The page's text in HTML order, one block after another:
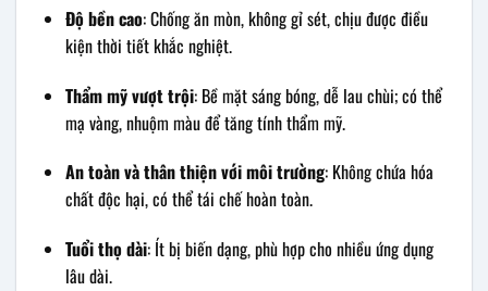
Độ bền cao: Chống ăn mòn, không gỉ sét, chịu được điều
kiện thời tiết khắc nghiệt.
Thẩm mỹ vượt trội: Bề mặt sáng bóng, dễ lau chùi; có thể
mạ vàng, nhuộm màu để tăng tính thẩm mỹ.
An toàn và thân thiện với môi trường: Không chứa hóa
chất độc hại, có thể tái chế hoàn toàn.
Tuổi thọ dài: Ít bị biến dạng, phù hợp cho nhiều ứng dụng
lâu dài.